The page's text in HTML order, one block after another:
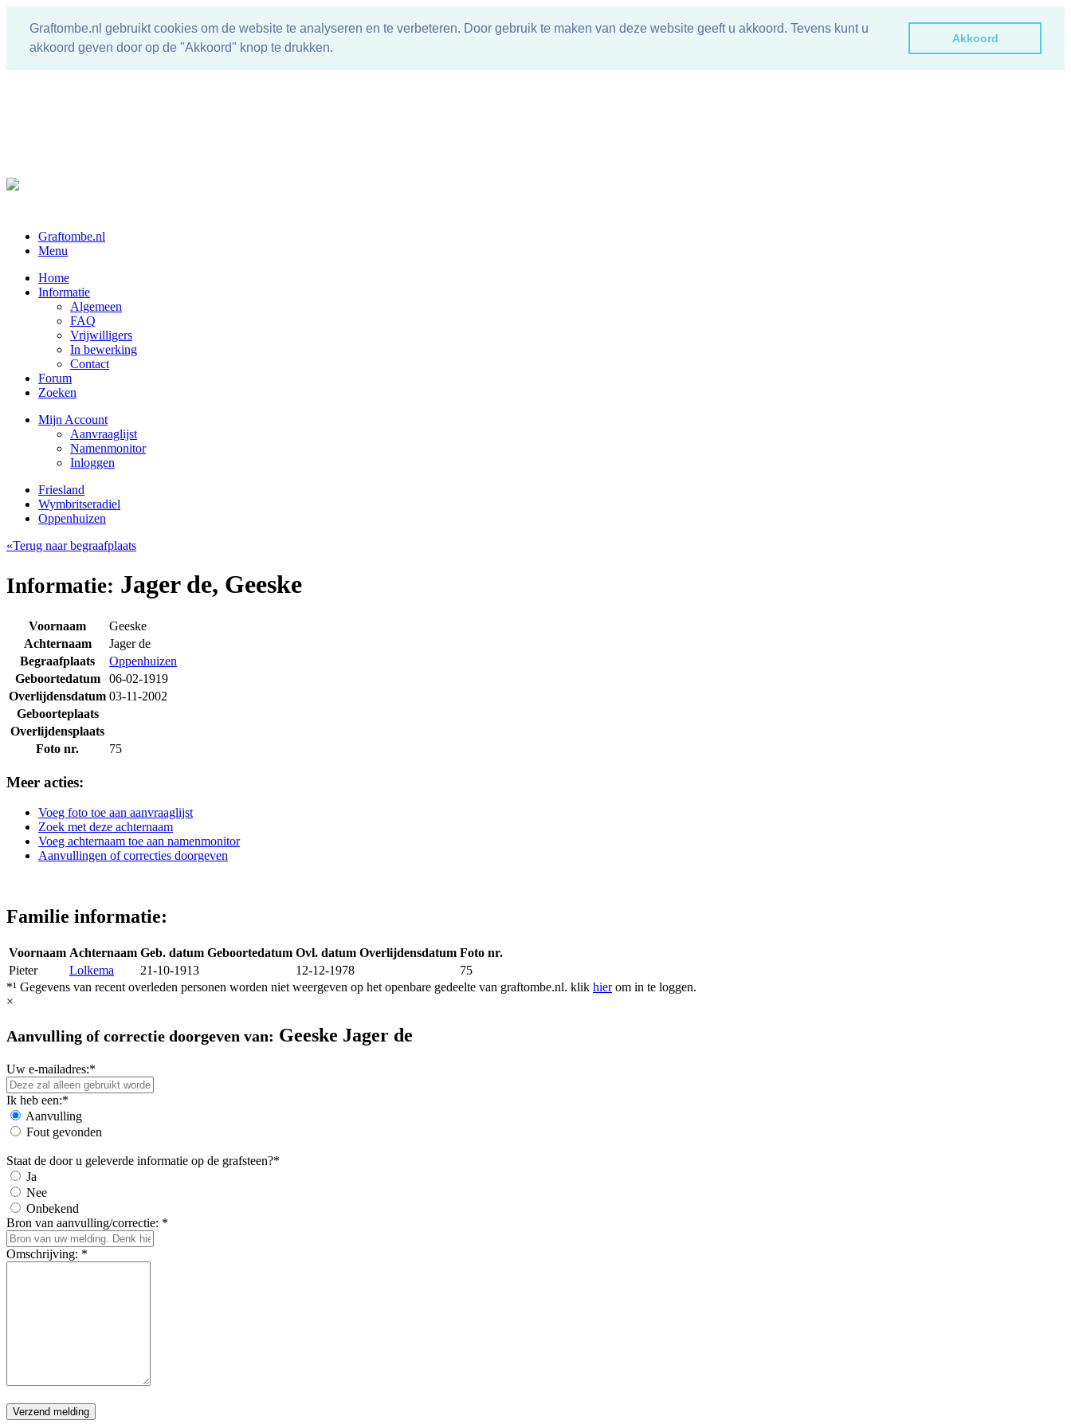
Graftombe.nl gebruikt cookies om de website te analyseren en te verbeteren. Door gebruik te maken van deze website geeft u akkoord. Tevens kunt u
akkoord geven door op de "Akkoord" knop te drukken.
Akkoord
Graftombe.nl
Menu
Home
Informatie
Algemeen
FAQ
Vrijwilligers
In bewerking
Contact
Forum
Zoeken
Mijn Account
Aanvraaglijst
Namenmonitor
Inloggen
Friesland
Wymbritseradiel
Oppenhuizen
«Terug naar begraafplaats
Informatie: Jager de, Geeske
Voornaam
Geeske
Achternaam
Jager de
Begraafplaats
Oppenhuizen
Geboortedatum
06-02-1919
Overlijdensdatum 03-11-2002
Geboorteplaats
Overlijdensplaats
Foto nr.
75
Meer acties:
Voeg foto toe aan aanvraaglijst
Zoek met deze achternaam
Voeg achternaam toe aan namenmonitor
Aanvullingen of correcties doorgeven
Familie informatie:
Voornaam Achternaam Geb. datum Geboortedatum Ovl. datum Overlijdensdatum Foto nr.
Pieter
Lolkema 21-10-1913 12-12-1978
75
*¹ Gegevens van recent overleden personen worden niet weergeven op het openbare gedeelte van graftombe.nl. klik hierom in te loggen.
×
Aanvulling of correctie doorgeven van: Geeske Jager de
Uw e-mailadres:*
Ik heb een:*
Aanvulling
Fout gevonden
Staat de door u geleverde informatie op de grafsteen?*
Ja
Nee
Onbekend
Bron van aanvulling/correctie: *
Omschrijving: *